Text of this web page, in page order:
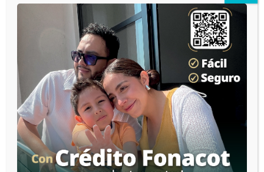
Detienen a “El Pitufo” en una fiesta;
pertenecía al cártel los Rusos
por México Comunica 2024-11-07